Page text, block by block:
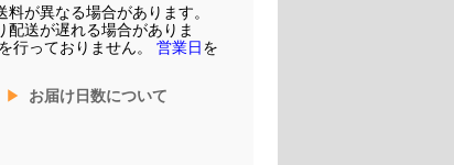
が異なる場合があります。
配送が遅れる場合がありま
行っておりません。 営業日を
お届け日数について